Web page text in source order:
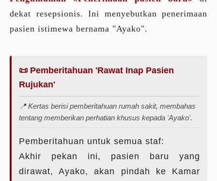
dekat resepsionis. Ini menyebutkan penerimaan
pasien istimewa bernama "Ayako".
📜 Pemberitahuan 'Rawat Inap Pasien
Rujukan'
📍 Kertas berisi pemberitahuan rumah sakit, membahas
tentang memberikan perhatian khusus kepada 'Ayako'.
Pemberitahuan untuk semua staf:
Akhir pekan ini, pasien baru yang
dirawat, Ayako, akan pindah ke Kamar